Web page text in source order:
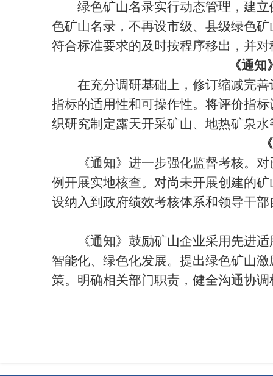
绿色矿山名录实行动态管理，建立
色矿山名录，不再设市级、县级绿色
符合标准要求的及时按程序移出，并
《通
在充分调研基础上，修订缩减完善
指标的适用性和可操作性。将评价指
织研究制定露天开采矿山、地热矿泉
《通知》进一步强化监督考核。对
例开展实地核查。对尚未开展创建的
设纳入到政府绩效考核体系和领导干
《通知》鼓励矿山企业采用先进适
智能化、绿色化发展。提出绿色矿山
策。明确相关部门职责，健全沟通协